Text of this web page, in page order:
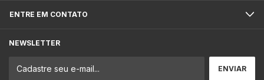
ENTRE EM CONTATO
NEWSLETTER